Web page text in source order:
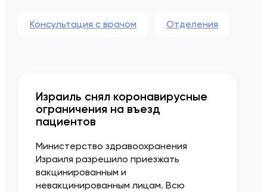
Консультация с врачом Отделения
Израиль снял коронавирусные
ограничения на въезд
пациентов
Министерство здравоохранения
Израиля разрешило приезжать
вакцинированным и
невакцинированным лицам. Всю